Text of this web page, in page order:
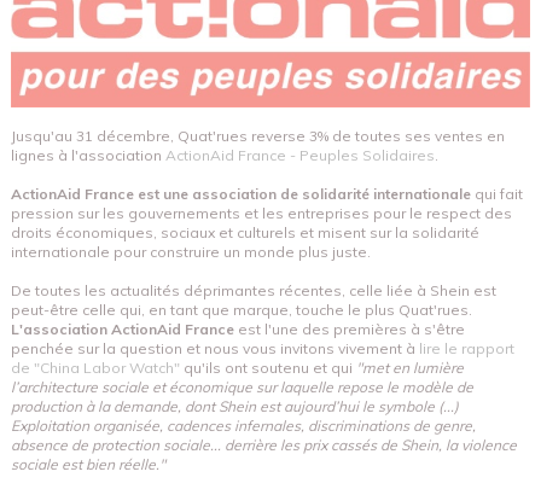
Jusqu'au 31 décembre, Quat'rues reverse 3% de toutes ses ventes en
lignes à l'association ActionAid France - Peuples Solidaires
ActionAid France est une association de solidarité internationale qui fait
pression sur les gouvernements et les entreprises pour le respect des
droits économiques, sociaux et culturels et misent sur la solidarité
internationale pour construire un monde plus juste.
De toutes les actualités déprimantes récentes, celle liée à Shein est
peut-être celle qui, en tant que marque, touche le plus Quat'rues.
L'association ActionAid France est l'une des premières à s'être
penchée sur la question et nous vous invitons vivement à lire le rapport
de "China Labor Watch" qu'ils ont soutenu et qui "met en lumière
l’architecture sociale et économique sur laquelle repose le modèle de
production à la demande, dont Shein est aujourd’hui le symbole (...)
Exploitation organisée, cadences infernales, discriminations de genre,
absence de protection sociale... derrière les prix cassés de Shein, la violence
sociale est bien réelle."